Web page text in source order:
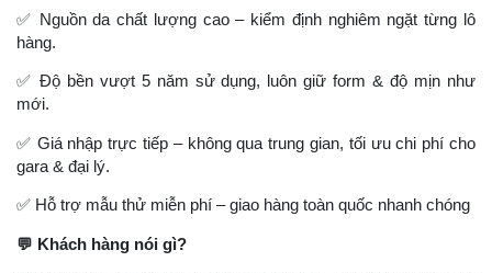
✅ Nguồn da chất lượng cao – kiểm định nghiêm ngặt từng lô
hàng.
✅ Độ bền vượt 5 năm sử dụng, luôn giữ form & độ mịn như
mới.
✅ Giá nhập trực tiếp – không qua trung gian, tối ưu chi phí cho
gara & đại lý.
✅ Hỗ trợ mẫu thử miễn phí – giao hàng toàn quốc nhanh chóng
💬 Khách hàng nói gì?